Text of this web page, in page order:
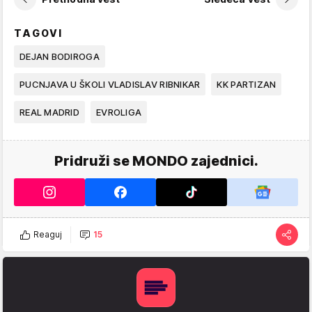
TAGOVI
DEJAN BODIROGA
PUCNJAVA U ŠKOLI VLADISLAV RIBNIKAR KK PARTIZAN
REAL MADRID EVROLIGA
Pridruži se MONDO zajednici.
Reaguj 15